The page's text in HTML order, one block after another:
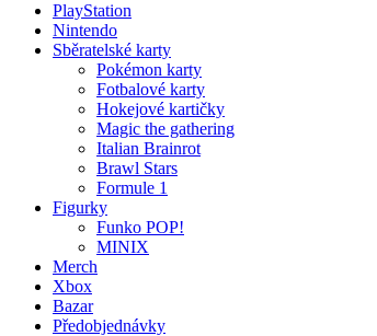
PlayStation
Nintendo
Sběratelské karty
Pokémon karty
Fotbalové karty
Hokejové kartičky
Magic the gathering
Italian Brainrot
Brawl Stars
Formule 1
Figurky
Funko POP!
MINIX
Merch
Xbox
Bazar
Předobjednávky